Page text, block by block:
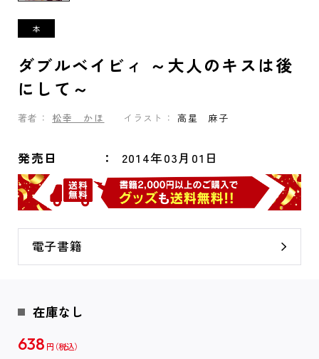
ダブルベイビィ ～大人のキスは後
にして～
著者： 松幸 かほ イラスト： 高星 麻子
発売日 2014年03月01日
電子書籍
在庫なし
638 円